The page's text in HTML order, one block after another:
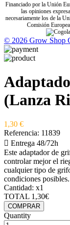
Financiado por la Unión
las opiniones
necesariamente los de la
Comisión
© 2026 Grow Shop
(Lanza
1,30 €
Referencia: 11839
 Entrega 48/72h
Este adaptador de
controlar mejor el
cualquier tipo de
condiciones posibles.
Cantidad: x1
TOTAL 1,30€
COMPRAR
Quantity